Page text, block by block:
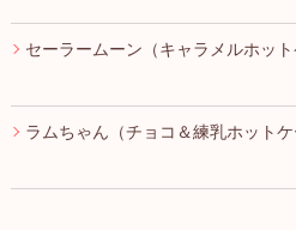
セーラームーン（キャラメルホット
ラムちゃん（チョコ＆練乳ホットケ